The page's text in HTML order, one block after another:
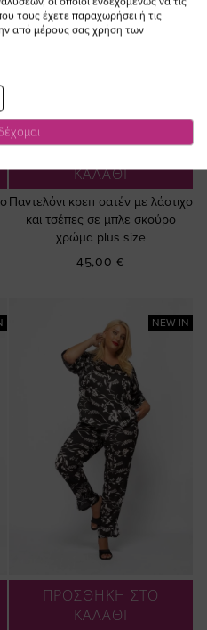
ΚΑΛΑΘΙ
Παντελόνι κρεπ σατέν με λάστιχο
και τσέπες σε μπλε σκούρο
χρώμα plus size
45,00 €
NEW IN
ΠΡΟΣΘΗΚΗ ΣΤΟ
ΚΑΛΑΘΙ
τους έχετε παραχωρήσει ή τις
από μέρους σας χρήση των